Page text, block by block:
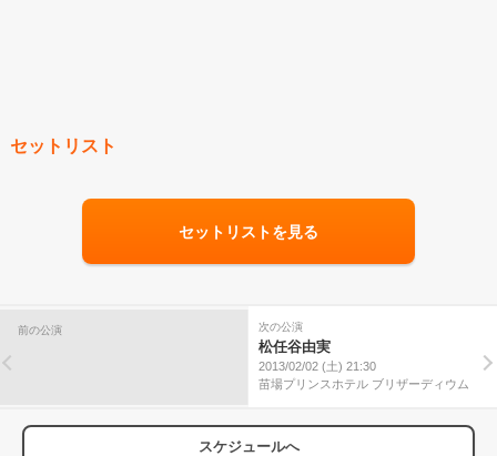
セットリスト
セットリストを見る
前の公演 次の公演
松任谷由実
2013/02/02 (土) 21:30
苗場プリンスホテル ブリザーディウム
スケジュールへ